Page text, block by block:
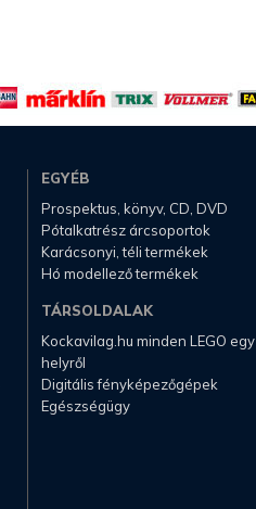
EGYÉB
Prospektus, könyv, CD, DVD
Pótalkatrész árcsoportok
Karácsonyi, téli termékek
Hó modellező termékek
TÁRSOLDALAK
Kockavilag.hu minden LEGO egy
helyről
Digitális fényképezőgépek
Egészségügy